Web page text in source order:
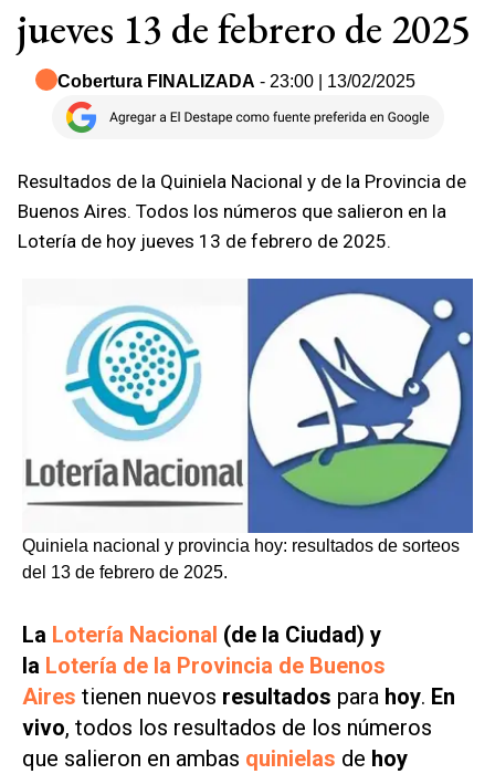
jueves 13 de febrero de 2025
Cobertura FINALIZADA - 23:00 | 13/02/2025
Resultados de la Quiniela Nacional y de la Provincia de
Buenos Aires. Todos los números que salieron en la
Lotería de hoy jueves 13 de febrero de 2025.
Quiniela nacional y provincia hoy: resultados de sorteos
del 13 de febrero de 2025.
La Lotería Nacional (de la Ciudad) y
la Lotería de la Provincia de Buenos
Aires tienen nuevos resultados para hoy. En
vivo, todos los resultados de los números
que salieron en ambas quinielas de hoy